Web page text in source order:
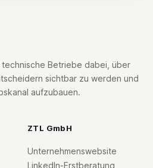
Betriebe dabei, über
sichtbar zu werden und
aufzubauen.
ZTL GmbH
Unternehmenswebsite
LinkedIn-Erstberatung